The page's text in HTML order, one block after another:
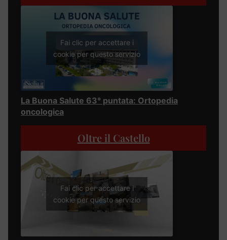
Fai clic per accettare i
cookie per questo servizio
La Buona Salute 63° puntata: Ortopedia
oncologica
Oltre il Castello
Fai clic per accettare i
cookie per questo servizio